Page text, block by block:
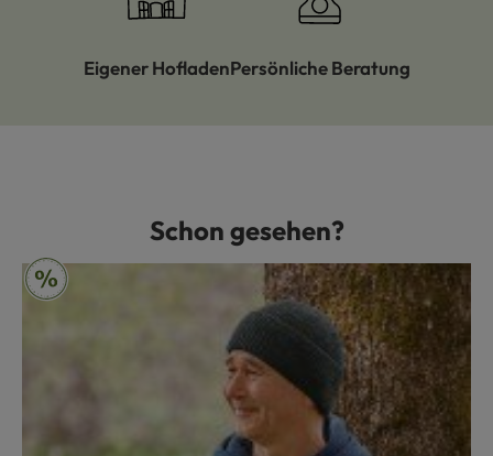
Eigener HofladenPersönliche Beratung
Produktgalerie überspringenSchon gesehen?